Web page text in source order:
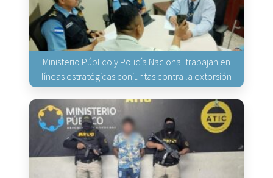
Ministerio Público y Policía Nacional trabajan en
líneas estratégicas conjuntas contra la extorsión